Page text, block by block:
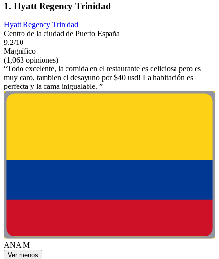
1. Hyatt Regency Trinidad
Hyatt Regency Trinidad
Centro de la ciudad de Puerto España
9.2/10
Magnífico
(1,063 opiniones)
“Todo excelente, la comida en el restaurante es deliciosa pero es
muy caro, tambien el desayuno por $40 usd! La habitación es
perfecta y la cama inigualable. ”
ANA M
Ver menos